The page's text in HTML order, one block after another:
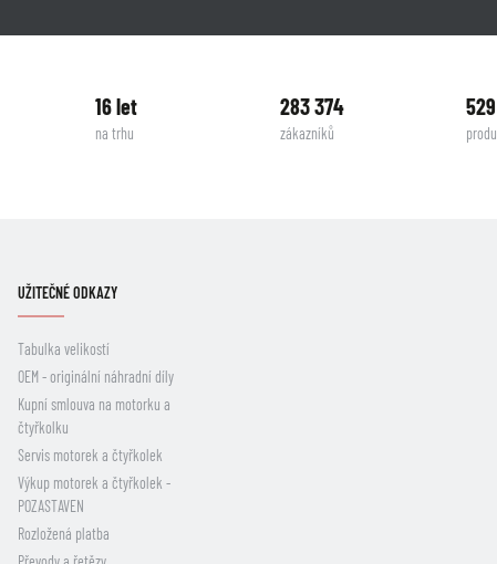
16 let
na trhu
283 374
zákazníků
UŽITEČNÉ ODKAZY
Tabulka velikostí
OEM - originální náhradní díly
Kupní smlouva na motorku a
čtyřkolku
Servis motorek a čtyřkolek
Výkup motorek a čtyřkolek -
POZASTAVEN
Rozložená platba